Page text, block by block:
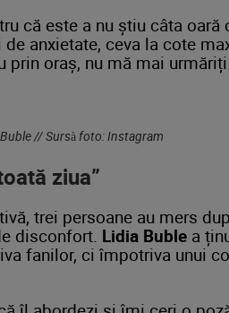
că este a nu știu câta
anxietate, ceva la cote
oraș, nu mă mai
// Sursà foto: Instagram
ziua”
trei persoane au mers
disconfort. Lidia Buble a
fanilor, ci împotriva unui